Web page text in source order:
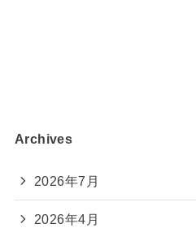
Archives
2026年7月
2026年4月